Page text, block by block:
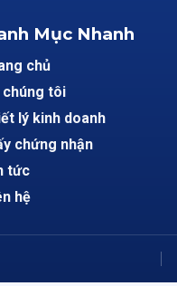
Mục Nhanh
chủ
chúng tôi
lý kinh doanh
chứng nhận
tức
hệ